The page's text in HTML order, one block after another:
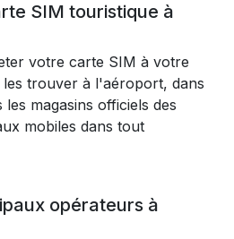
SIM touristique à
votre carte SIM à votre
trouver à l'aéroport, dans
magasins officiels des
mobiles dans tout
opérateurs à